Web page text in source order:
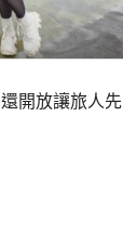
開放讓旅人先